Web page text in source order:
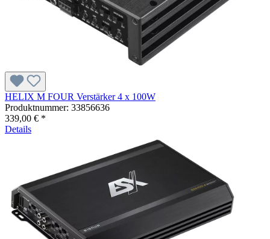
HELIX M FOUR Verstärker 4 x 100W
Produktnummer: 33856636
339,00 € *
Details